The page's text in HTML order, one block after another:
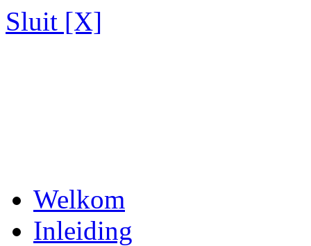
Sluit [X]
Welkom
Inleiding